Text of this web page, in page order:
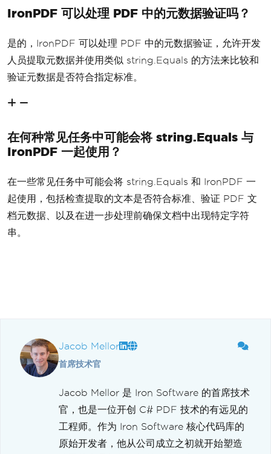
IronPDF 可以处理 PDF 中的元数据验证吗？
是的，IronPDF 可以处理 PDF 中的元数据验证，允许开发
人员提取元数据并使用类似 string.Equals 的方法来比较和
验证元数据是否符合指定标准。
在何种常见任务中可能会将 string.Equals 与
IronPDF 一起使用？
在一些常见任务中可能会将 string.Equals 和 IronPDF 一
起使用，包括检查提取的文本是否符合标准、验证 PDF 文
档元数据、以及在进一步处理前确保文档中出现特定字符
串。
Jacob Mellor
首席技术官
Jacob Mellor 是 Iron Software 的首席技术
官，也是一位开创 C# PDF 技术的有远见的
工程师。作为 Iron Software 核心代码库的
原始开发者，他从公司成立之初就开始塑造